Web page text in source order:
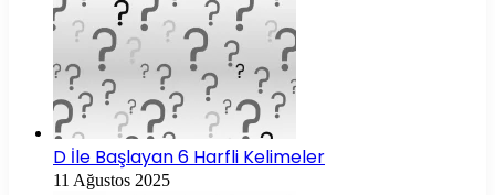
D İle Başlayan 6 Harfli Kelimeler
11 Ağustos 2025